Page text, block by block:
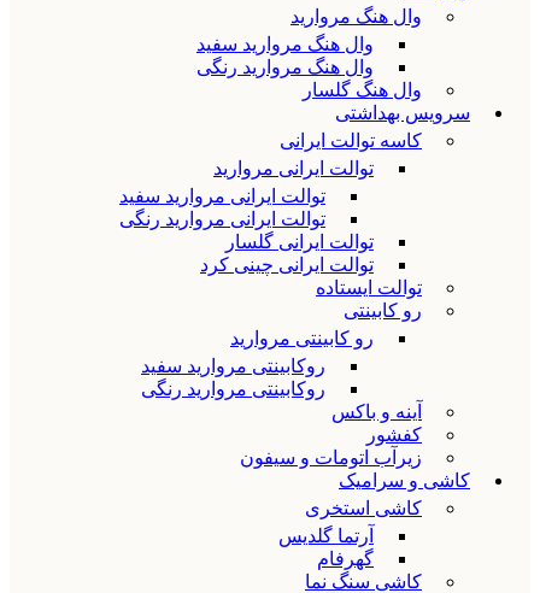
وال هنگ مروارید
وال هنگ مروارید سفید
وال هنگ مروارید رنگی
وال هنگ گلسار
سرویس بهداشتی
کاسه توالت ایرانی
توالت ایرانی مروارید
توالت ایرانی مروارید سفید
توالت ایرانی مروارید رنگی
توالت ایرانی گلسار
توالت ایرانی چینی کرد
توالت ایستاده
رو کابینتی
رو کابینتی مروارید
روکابینتی مروارید سفید
روکابینتی مروارید رنگی
آینه و باکس
کفشور
زیرآب اتومات و سیفون
کاشی و سرامیک
کاشی استخری
آرتما گلدیس
گهرفام
کاشی سنگ نما